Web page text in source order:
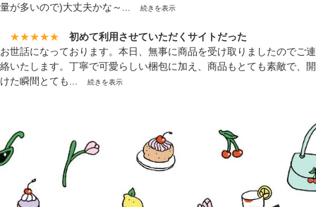
量が多いので)大丈夫かな～...
続きを表示
★★★★★
初めて利用させていただくサイトだった
お世話になっております。本日、無事に商品を受け取りましたのでご連
絡いたします。丁寧で可愛らしい梱包に加え、商品もとても素敵で、開
けた瞬間とても...
続きを表示